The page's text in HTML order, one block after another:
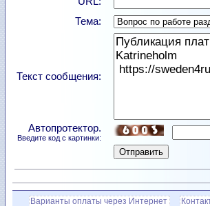
Тема:
Текст сообщения:
Автопротектор.
Введите код с картинки:
Варианты оплаты через Интернет